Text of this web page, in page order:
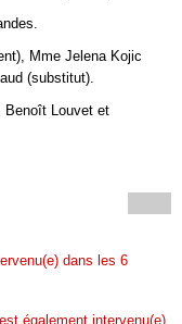
Mme Jelena Kojic
(substitut).
Benoît Louvet et
dans les 6
également intervenu(e)